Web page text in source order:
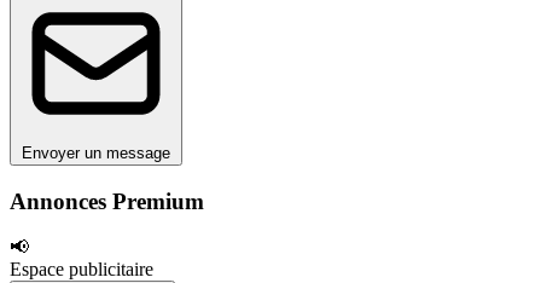
Annonces Premium
📢
Espace publicitaire
Envoyer un message